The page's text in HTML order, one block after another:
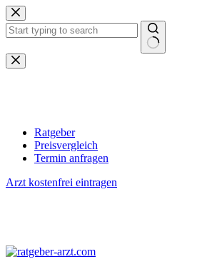
Zum
Inhalt
springen
Keine
Ergebnisse
Ratgeber
Preisvergleich
Termin anfragen
Arzt kostenfrei eintragen